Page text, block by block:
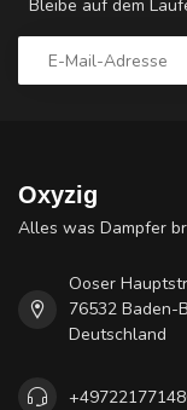
Bleibe auf dem
Oxyzig
Alles was Dampfer
Ooser
76532 Baden-
Deutschland